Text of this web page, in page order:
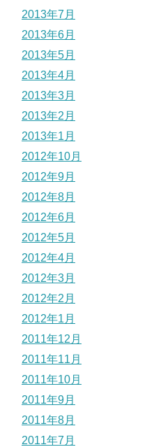
2013年7月
2013年6月
2013年5月
2013年4月
2013年3月
2013年2月
2013年1月
2012年10月
2012年9月
2012年8月
2012年6月
2012年5月
2012年4月
2012年3月
2012年2月
2012年1月
2011年12月
2011年11月
2011年10月
2011年9月
2011年8月
2011年7月